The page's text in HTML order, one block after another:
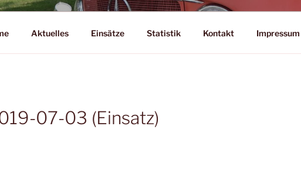
Aktuelles Einsätze Statistik Kontakt Impressum
07-03 (Einsatz)